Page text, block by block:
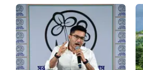
ആയങ്കിക്കെതിരെ പുതിയ
കേസ്